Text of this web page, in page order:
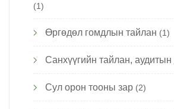
(1)
Өргөдөл гомдлын тайлан (1)
Санхүүгийн тайлан, аудитын
Сул орон тооны зар (2)